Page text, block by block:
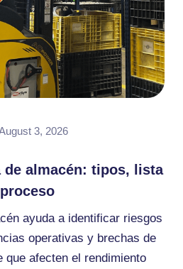
3, 2026
de almacén: tipos, lista
ayuda a identificar riesgos
operativas y brechas de
que afecten el rendimiento